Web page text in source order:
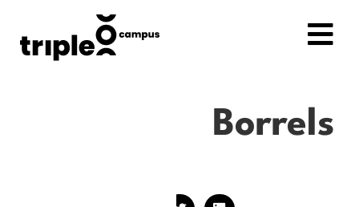
Borrels